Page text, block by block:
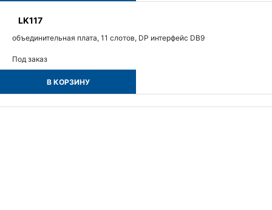
LK117
объединительная плата, 11 слотов, DP интерфейс DB9
Под заказ
В КОРЗИНУ